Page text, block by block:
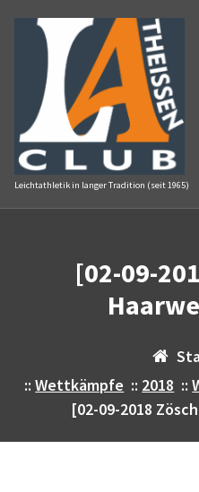
Inhalt
springen
Leichtathletik in langer Tradition (seit 1965)
[02-09-
::Wettkämpfe :: 2018 ::
[02-09-2018